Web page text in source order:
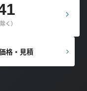
く）
格・見積